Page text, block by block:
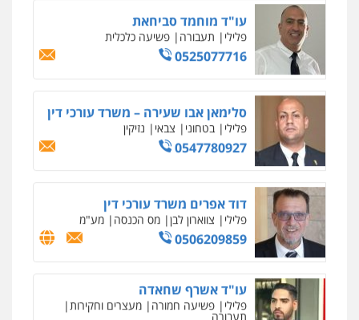
עו"ד אשרף שחאדה
0549535659
עו"ד שנהב אילון
עו"ד אורנת קמרון
0505417090